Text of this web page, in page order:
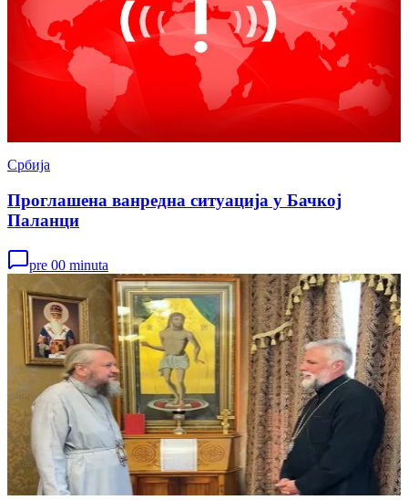
Србија
Проглашена ванредна ситуација у Бачкој
Паланци
pre 00 minuta